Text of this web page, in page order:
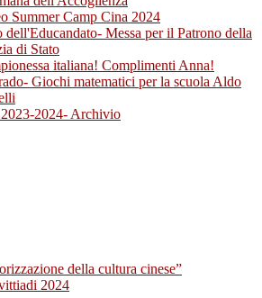
Summer Camp Cina 2024
dell'Educandato- Messa per il Patrono della
di Stato
italiana! Complimenti Anna!
Giochi matematici per la scuola Aldo
2024- Archivio
della cultura cinese”
2024